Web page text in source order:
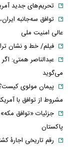
تحریم‌های جدید
توافق سه‌جانبه
عالی امنیت ملی
فیلم/ خط و نشان
عبدالناصر همتی:
می‌گوید
پیمان مولوی
مشروط از توافق با
جزئیات «توافق
پاکستان
رقم تاریخی اجارۀ